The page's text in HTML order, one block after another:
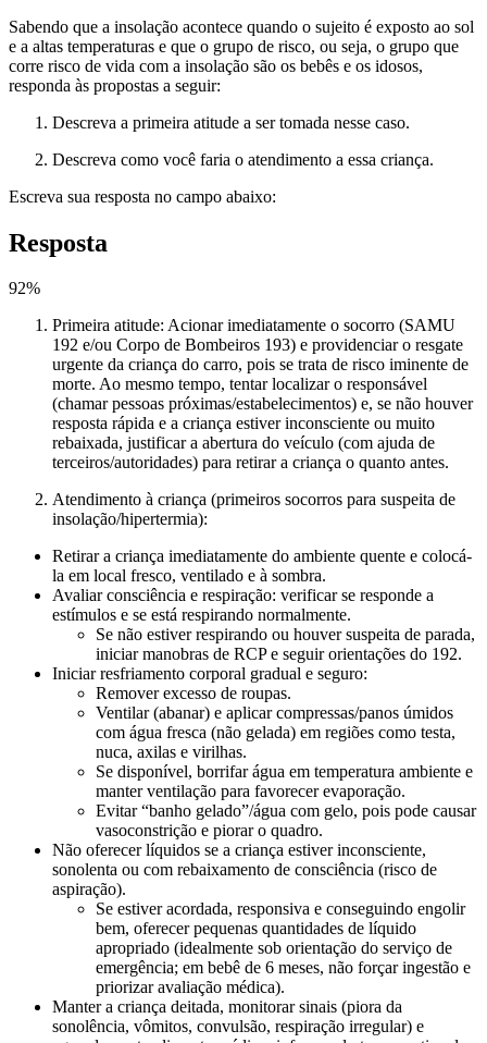
Sabendo que a insolação acontece quando o sujeito é exposto ao sol
e a altas temperaturas e que o grupo de risco, ou seja, o grupo que
corre risco de vida com a insolação são os bebês e os idosos,
responda às propostas a seguir:
Descreva a primeira atitude a ser tomada nesse caso.
Descreva como você faria o atendimento a essa criança.
Escreva sua resposta no campo abaixo:
Resposta
92%
Primeira atitude: Acionar imediatamente o socorro (SAMU
192 e/ou Corpo de Bombeiros 193) e providenciar o resgate
urgente da criança do carro, pois se trata de risco iminente de
morte. Ao mesmo tempo, tentar localizar o responsável
(chamar pessoas próximas/estabelecimentos) e, se não houver
resposta rápida e a criança estiver inconsciente ou muito
rebaixada, justificar a abertura do veículo (com ajuda de
terceiros/autoridades) para retirar a criança o quanto antes.
Atendimento à criança (primeiros socorros para suspeita de
insolação/hipertermia):
Retirar a criança imediatamente do ambiente quente e colocá-
la em local fresco, ventilado e à sombra.
Avaliar consciência e respiração: verificar se responde a
estímulos e se está respirando normalmente.
Se não estiver respirando ou houver suspeita de parada,
iniciar manobras de RCP e seguir orientações do 192.
Iniciar resfriamento corporal gradual e seguro:
Remover excesso de roupas.
Ventilar (abanar) e aplicar compressas/panos úmidos
com água fresca (não gelada) em regiões como testa,
nuca, axilas e virilhas.
Se disponível, borrifar água em temperatura ambiente e
manter ventilação para favorecer evaporação.
Evitar “banho gelado”/água com gelo, pois pode causar
vasoconstrição e piorar o quadro.
Não oferecer líquidos se a criança estiver inconsciente,
sonolenta ou com rebaixamento de consciência (risco de
aspiração).
Se estiver acordada, responsiva e conseguindo engolir
bem, oferecer pequenas quantidades de líquido
apropriado (idealmente sob orientação do serviço de
emergência; em bebê de 6 meses, não forçar ingestão e
priorizar avaliação médica).
Manter a criança deitada, monitorar sinais (piora da
sonolência, vômitos, convulsão, respiração irregular) e